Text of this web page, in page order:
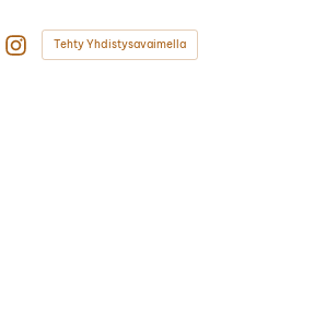
Tehty Yhdistysavaimella